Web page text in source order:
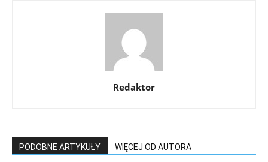
Redaktor
PODOBNE ARTYKUŁY WIĘCEJ OD AUTORA